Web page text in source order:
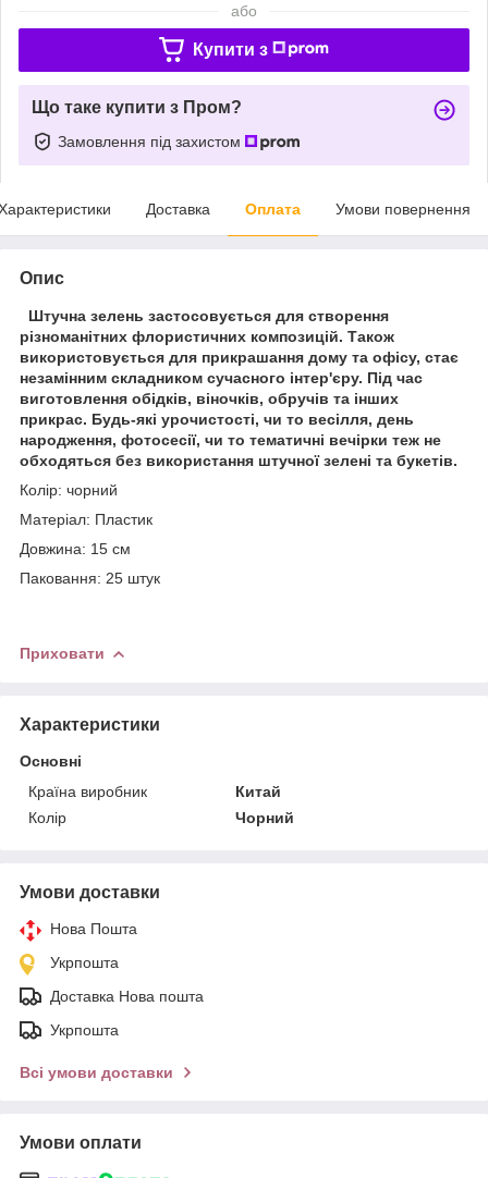
або
Купити з
Що таке купити з Пром?
Замовлення під захистом
Доставка Оплата Умови повернення
Опис
Штучна зелень застосовується для створення
різноманітних флористичних композицій. Також
використовується для прикрашання дому та офісу, стає
незамінним складником сучасного інтер'єру. Під час
виготовлення обідків, віночків, обручів та інших
прикрас. Будь-які урочистості, чи то весілля, день
народження, фотосесії, чи то тематичні вечірки теж не
обходяться без використання штучної зелені та букетів.
Колір: чорний
Матеріал: Пластик
Довжина: 15 см
Паковання: 25 штук
Приховати
Характеристики
Основні
Країна виробник
Китай
Колір
Чорний
Умови доставки
Нова Пошта
Укрпошта
Доставка Нова пошта
Укрпошта
Всі умови доставки
Умови оплати